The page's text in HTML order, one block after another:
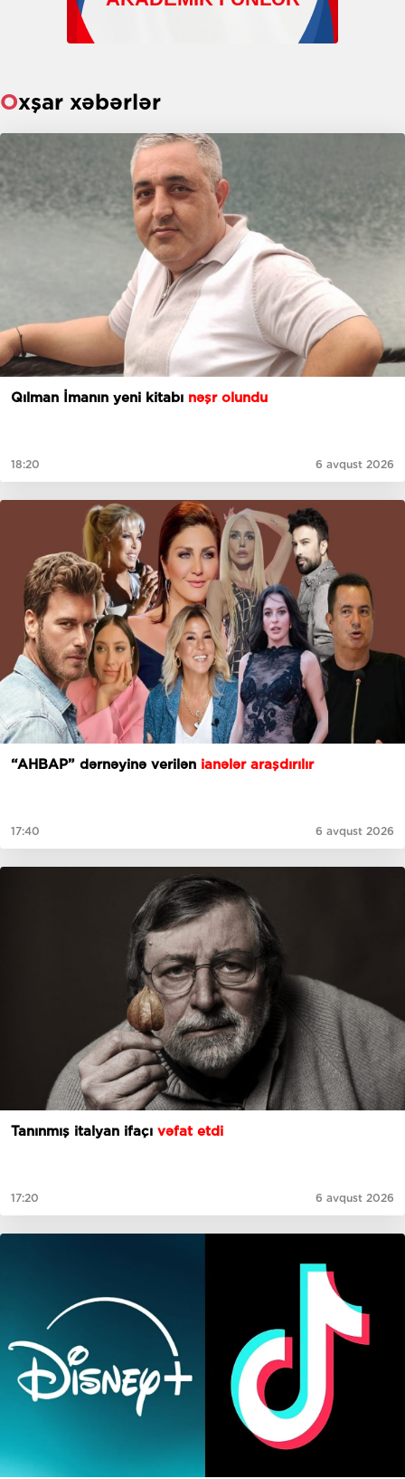
Oxşar xəbərlər
Qılman İmanın yeni kitabı nəşr olundu
18:20 6 avqust 2026
“AHBAP” dərnəyinə verilən ianələr araşdırılır
17:40 6 avqust 2026
Tanınmış italyan ifaçı vəfat etdi
17:20 6 avqust 2026